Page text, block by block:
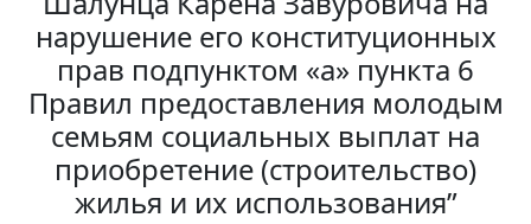
нарушение его конституционных
прав подпунктом «а» пункта 6
Правил предоставления молодым
семьям социальных выплат на
приобретение (строительство)
жилья и их использования”